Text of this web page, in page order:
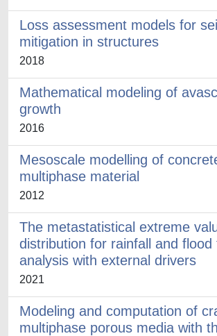
Loss assessment models for
mitigation in structures
2018
Mathematical modeling of
growth
2016
Mesoscale modelling of
multiphase material
2012
The metastatistical extreme
distribution for rainfall and flood
analysis with external drivers
2021
Modeling and computation of
multiphase porous media with